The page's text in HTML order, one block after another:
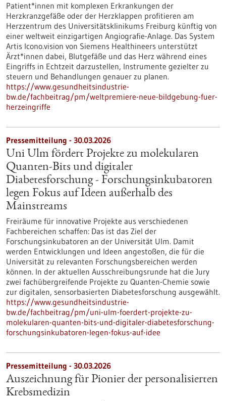
Patient*innen mit komplexen Erkrankungen der
Herzkranzgefäße oder der Herzklappen profitieren am
Herzzentrum des Universitätsklinikums Freiburg künftig von
einer weltweit einzigartigen Angiografie-Anlage. Das System
Artis Icono.vision von Siemens Healthineers unterstützt
Ärzt*innen dabei, Blutgefäße und das Herz während eines
Eingriffs in Echtzeit darzustellen, Instrumente gezielter zu
steuern und Behandlungen genauer zu planen.
https://www.gesundheitsindustrie-
bw.de/fachbeitrag/pm/weltpremiere-neue-bildgebung-fuer-
herzeingriffe
Pressemitteilung - 30.03.2026
Uni Ulm fördert Projekte zu molekularen
Quanten-Bits und digitaler
Diabetesforschung - Forschungsinkubatoren
legen Fokus auf Ideen außerhalb des
Mainstreams
Freiräume für innovative Projekte aus verschiedenen
Fachbereichen schaffen: Das ist das Ziel der
Forschungsinkubatoren an der Universität Ulm. Damit
werden Entwicklungen und Ideen angestoßen, die für die
Universität zu relevanten Forschungsbereichen werden
können. In der aktuellen Ausschreibungsrunde hat die Jury
zwei fachübergreifende Projekte zu Quanten-Chemie sowie
zur digitalen, sensorbasierten Diabetesforschung ausgewählt.
https://www.gesundheitsindustrie-
bw.de/fachbeitrag/pm/uni-ulm-foerdert-projekte-zu-
molekularen-quanten-bits-und-digitaler-diabetesforschung-
forschungsinkubatoren-legen-fokus-auf-idee
Pressemitteilung - 30.03.2026
Auszeichnung für Pionier der personalisierten
Krebsmedizin